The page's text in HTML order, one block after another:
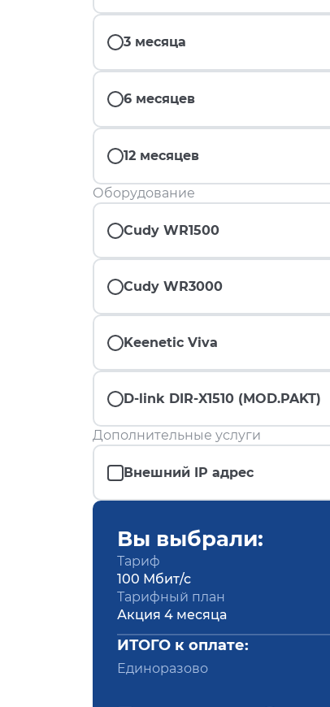
3 месяца
6 месяцев
12 месяцев
Оборудование
Cudy WR1500
Cudy WR3000
Keenetic Viva
D-link DIR-X1510 (MOD.PAKT)
Дополнительные услуги
Внешний IP адрес
Вы выбрали:
Тариф
100 Мбит/с
Тарифный план
Акция 4 месяца
ИТОГО к оплате:
Единоразово